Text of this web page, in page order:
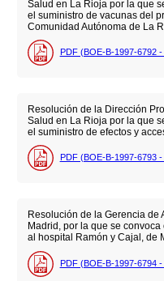
Salud en La Rioja por la que
el suministro de vacunas del
Comunidad Autónoma de La
PDF (BOE-B-1997-6792 -
Resolución de la Dirección
Salud en La Rioja por la que
el suministro de efectos y
PDF (BOE-B-1997-6793 -
Resolución de la Gerencia de
Madrid, por la que se
al hospital Ramón y Cajal, de
PDF (BOE-B-1997-6794 -